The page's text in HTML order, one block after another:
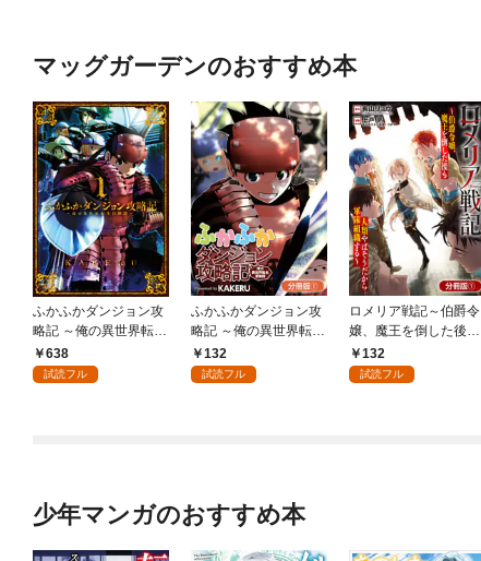
マッグガーデンのおすすめ本
ふかふかダンジョン攻
略記 ～俺の異世界転生
冒険譚～ 1巻
638
試読フル
ふかふかダンジョン攻
略記 ～俺の異世界転生
冒険譚～【分冊版】 1
巻
132
試読フル
ロメリア戦記～伯爵令
嬢、魔王を倒した後も
人類やばそうだから軍
隊組織する～【分冊
132
試読フル
少年マンガのおすすめ本